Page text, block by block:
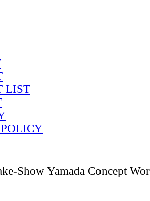
LIST
Show Yamada Concept